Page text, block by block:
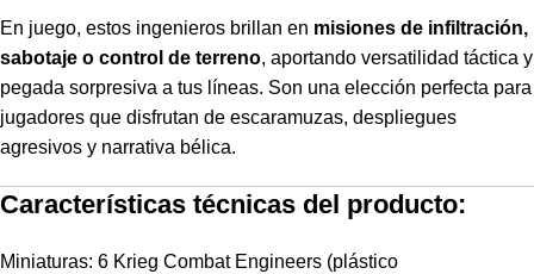
En juego, estos ingenieros brillan en misiones de infiltración,
sabotaje o control de terreno, aportando versatilidad táctica y
pegada sorpresiva a tus líneas. Son una elección perfecta para
jugadores que disfrutan de escaramuzas, despliegues
agresivos y narrativa bélica.
Características técnicas del producto:
Miniaturas: 6 Krieg Combat Engineers (plástico